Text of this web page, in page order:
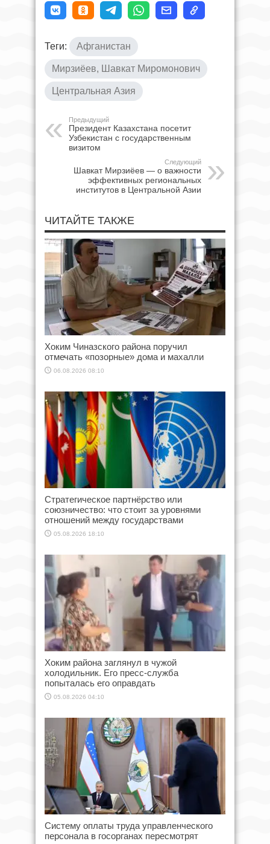
Теги: Афганистан
Мирзиёев, Шавкат Миромонович
Центральная Азия
Предыдущий
Президент Казахстана посетит
Узбекистан с государственным
визитом
Следующий
Шавкат Мирзиёев — о важности
эффективных региональных
институтов в Центральной Азии
ЧИТАЙТЕ ТАКЖЕ
Хоким Чиназского района поручил
отмечать «позорные» дома и махалли
06.08.2026 08:10
Стратегическое партнёрство или
союзничество: что стоит за уровнями
отношений между государствами
05.08.2026 18:10
Хоким района заглянул в чужой
холодильник. Его пресс-служба
попыталась его оправдать
05.08.2026 04:10
Систему оплаты труда управленческого
персонала в госорганах пересмотрят